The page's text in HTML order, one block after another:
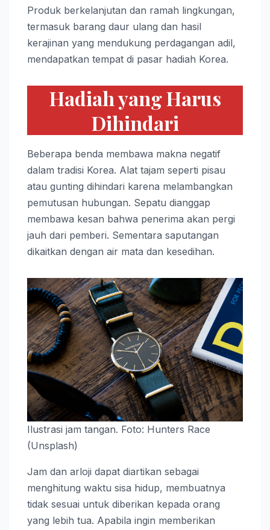
Produk berkelanjutan dan ramah lingkungan,
termasuk barang daur ulang dan hasil
kerajinan yang mendukung perdagangan adil,
mendapatkan tempat di pasar hadiah Korea.
Hadiah yang Harus
Dihindari
Beberapa benda membawa makna negatif
dalam tradisi Korea. Alat tajam seperti pisau
atau gunting dihindari karena melambangkan
pemutusan hubungan. Sepatu dianggap
membawa kesan bahwa penerima akan pergi
jauh dari pemberi. Sementara saputangan
dikaitkan dengan air mata dan kesedihan.
Ilustrasi jam tangan. Foto: Hunters Race
(Unsplash)
Jam dan arloji dapat diartikan sebagai
menghitung waktu sisa hidup, membuatnya
tidak sesuai untuk diberikan kepada orang
yang lebih tua. Apabila ingin memberikan